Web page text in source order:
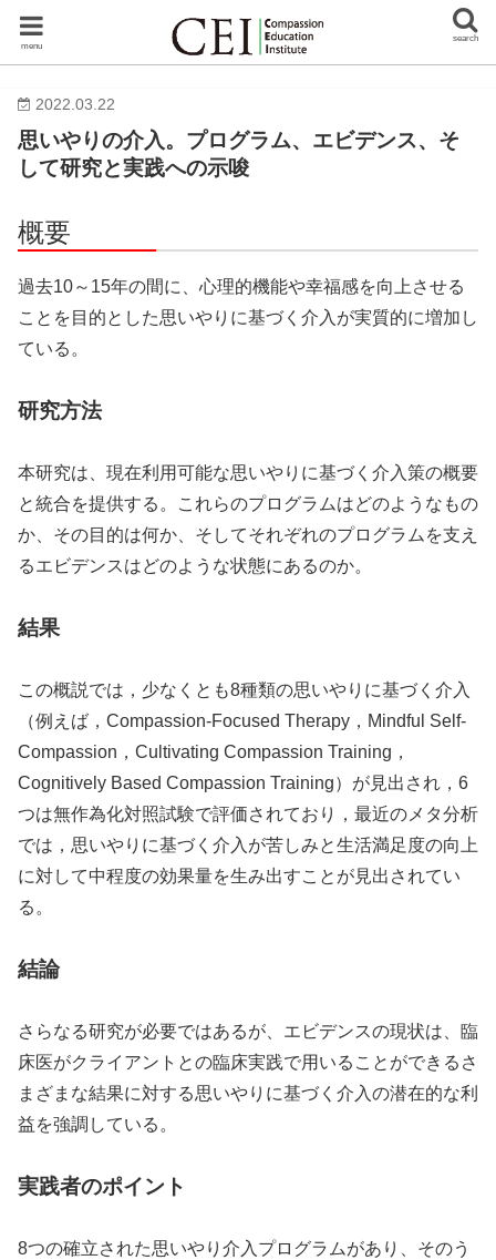
search
menu
2022.03.22
思いやりの介入。プログラム、エビデンス、そ
して研究と実践への示唆
概要
過去10～15年の間に、心理的機能や幸福感を向上させる
ことを目的とした思いやりに基づく介入が実質的に増加し
ている。
研究方法
本研究は、現在利用可能な思いやりに基づく介入策の概要
と統合を提供する。これらのプログラムはどのようなもの
か、その目的は何か、そしてそれぞれのプログラムを支え
るエビデンスはどのような状態にあるのか。
結果
この概説では，少なくとも8種類の思いやりに基づく介入
（例えば，Compassion-Focused Therapy，Mindful Self-
Compassion，Cultivating Compassion Training，
Cognitively Based Compassion Training）が見出され，6
つは無作為化対照試験で評価されており，最近のメタ分析
では，思いやりに基づく介入が苦しみと生活満足度の向上
に対して中程度の効果量を生み出すことが見出されてい
る。
結論
さらなる研究が必要ではあるが、エビデンスの現状は、臨
床医がクライアントとの臨床実践で用いることができるさ
まざまな結果に対する思いやりに基づく介入の潜在的な利
益を強調している。
実践者のポイント
8つの確立された思いやり介入プログラムがあり、そのう